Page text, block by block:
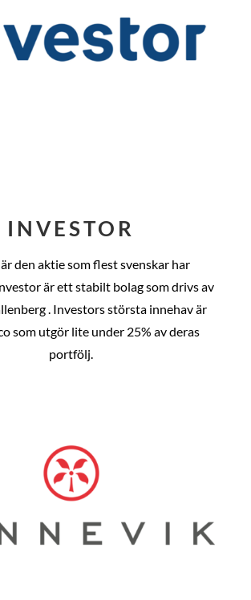
INVESTOR
den aktie som flest svenskar har
är ett stabilt bolag som drivs av
. Investors största innehav är
som utgör lite under 25% av deras
portfölj.